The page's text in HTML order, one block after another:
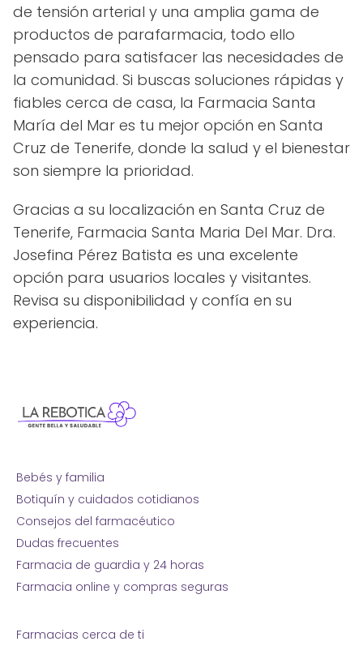
de tensión arterial y una amplia gama de
productos de parafarmacia, todo ello
pensado para satisfacer las necesidades de
la comunidad. Si buscas soluciones rápidas y
fiables cerca de casa, la Farmacia Santa
María del Mar es tu mejor opción en Santa
Cruz de Tenerife, donde la salud y el bienestar
son siempre la prioridad.
Gracias a su localización en Santa Cruz de
Tenerife, Farmacia Santa Maria Del Mar. Dra.
Josefina Pérez Batista es una excelente
opción para usuarios locales y visitantes.
Revisa su disponibilidad y confía en su
experiencia.
Bebés y familia
Botiquín y cuidados cotidianos
Consejos del farmacéutico
Dudas frecuentes
Farmacia de guardia y 24 horas
Farmacia online y compras seguras
Farmacias cerca de ti